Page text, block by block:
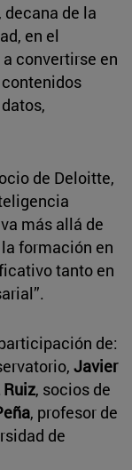
, decana de la
en el
convertirse en
de Deloitte,
más allá de
formación en
tanto en
de:
Javier
Ruiz, socios de
, profesor de
de